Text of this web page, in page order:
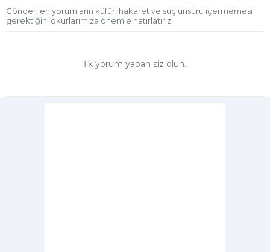
Gönderilen yorumların küfür, hakaret ve suç unsuru içermemesi
gerektiğini okurlarımıza önemle hatırlatırız!
İlk yorum yapan siz olun.